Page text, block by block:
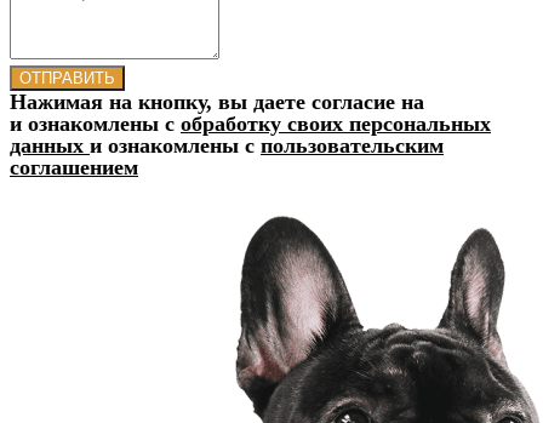
ОТПРАВИТЬ
Нажимая на кнопку, вы даете согласие на
и ознакомлены с обработку своих персональных
данных и ознакомлены с пользовательским
соглашением